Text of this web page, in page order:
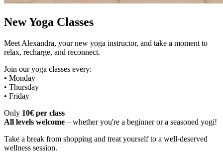
New Yoga Classes
Meet Alexandra, your new yoga instructor, and take a moment to
relax, recharge, and reconnect.
Join our yoga classes every:
• Monday
• Thursday
• Friday
Only 10€ per class
All levels welcome – whether you're a beginner or a seasoned yogi!
Take a break from shopping and treat yourself to a well-deserved
wellness session.